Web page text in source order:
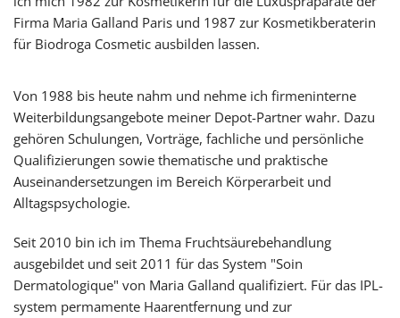
Firma Maria Galland Paris und 1987 zur Kosmetikberaterin
für Biodroga Cosmetic ausbilden lassen.
Von 1988 bis heute nahm und nehme ich firmeninterne
Weiterbildungsangebote meiner Depot-Partner wahr. Dazu
gehören Schulungen, Vorträge, fachliche und persönliche
Qualifizierungen sowie thematische und praktische
Auseinandersetzungen im Bereich Körperarbeit und
Alltagspsychologie.
Seit 2010 bin ich im Thema Fruchtsäurebehandlung
ausgebildet und seit 2011 für das System "Soin
Dermatologique" von Maria Galland qualifiziert. Für das IPL-
system permamente Haarentfernung und zur